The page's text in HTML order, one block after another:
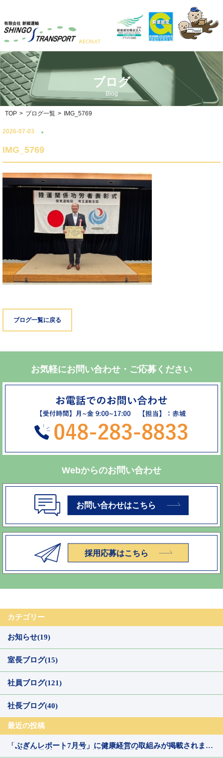
ブログ
Blog
TOP > ブログ一覧 > IMG_5769
2026-07-03
IMG_5769
ブログ一覧に戻る
お気軽にお問い合わせ・ご応募ください
Webからのお問い合わせ
カテゴリー
お知らせ(19)
室長ブログ(15)
社員ブログ(121)
社長ブログ(40)
最近の投稿
「ぶぎんレポート7月号」に健康経営の取組みが掲載されまし